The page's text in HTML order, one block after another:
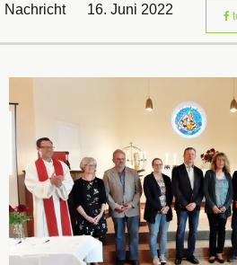
Nachricht 16. Juni 2022